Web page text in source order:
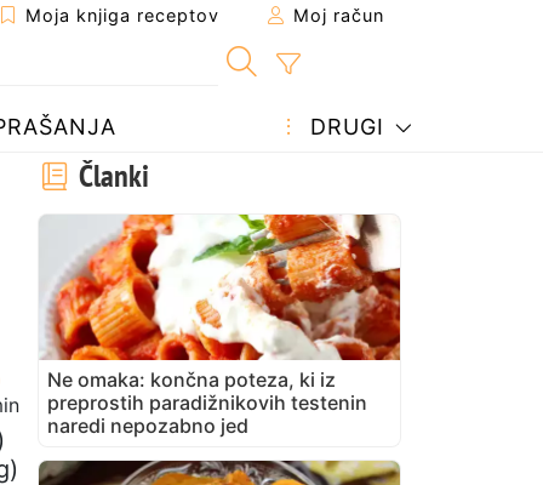
Moja knjiga receptov Moj račun
DRUGI
Članki
Ne omaka: končna poteza, ki iz
preprostih paradižnikovih testenin
naredi nepozabno jed